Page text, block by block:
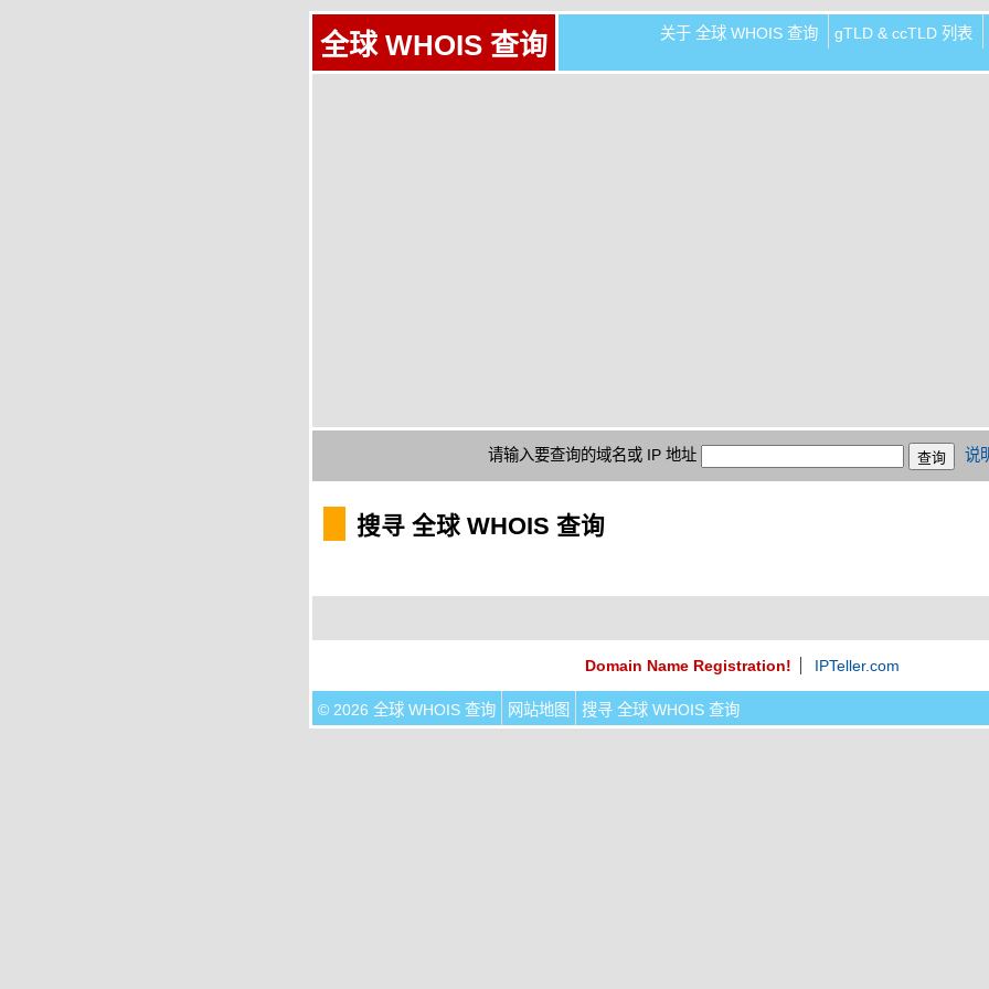
全球 WHOIS 查询 关于 全球 WHOIS 查询 gTLD & ccTLD 列表
请输入要查询的域名或 IP 地址 说
搜寻 全球 WHOIS 查询
Domain Name Registration! IPTeller.com
© 2026 全球 WHOIS 查询 网站地图 搜寻 全球 WHOIS 查询